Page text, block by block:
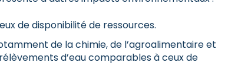
de disponibilité de ressources.
de la chimie, de l’agroalimentaire et
d’eau comparables à ceux de